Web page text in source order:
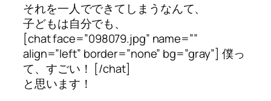
それを一人でできてしまうなんて、
子どもは自分でも、
[chat face=”098079.jpg” name=””
align=”left” border=”none” bg=”gray”] 僕っ
て、すごい！ [/chat]
と思います！